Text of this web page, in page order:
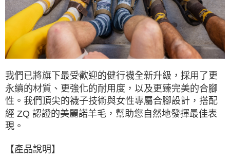
宅配
每筆NT$80，滿NT$490(含以上)免運費
離島宅配
每筆NT$80，滿NT$490(含以上)免運費
付款後門市自取
免運費
我們已將旗下最受歡迎的健行襪全新升級，採用了更
永續的材質、更強化的耐用度，以及更臻完美的合腳
性。我們頂尖的襪子技術與女性專屬合腳設計，搭配
經 ZQ 認證的美麗諾羊毛，幫助您自然地發揮最佳表
現。
【產品說明】